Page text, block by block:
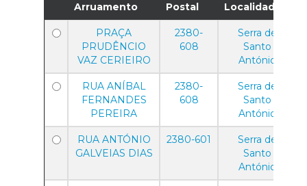
Arruamento
Postal
Localidade
PRAÇA
PRUDÊNCIO
VAZ CERIEIRO
2380-
608
Serra de
Santo
António
RUA ANÍBAL
FERNANDES
PEREIRA
2380-
608
Serra de
Santo
António
RUA ANTÓNIO
GALVEIAS DIAS
2380-601
Serra de
Santo
António